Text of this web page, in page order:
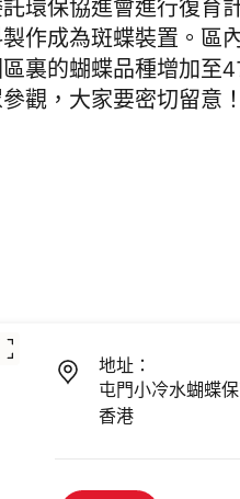
環保協進會進行復育
作成為斑蝶裝置。區
區裏的蝴蝶品種增加至
觀，大家要密切留意！
地址：
屯門小冷水蝴蝶
香港